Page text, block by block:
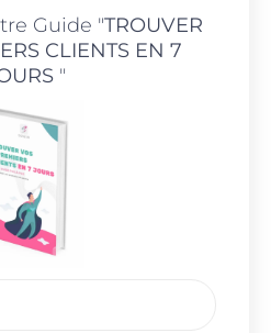
Guide "TROUVER
CLIENTS EN 7
"